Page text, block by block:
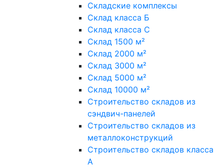
Складские комплексы
Склад класса Б
Склад класса С
Склад 1500 м²
Склад 2000 м²
Склад 3000 м²
Склад 5000 м²
Склад 10000 м²
Строительство складов из
сэндвич-панелей
Строительство складов из
металлоконструкций
Строительство складов класса
А